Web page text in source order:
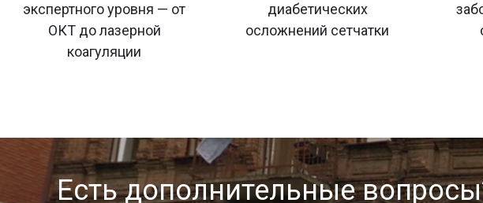
экспертного уровня — от
ОКТ до лазерной
коагуляции
диабетических
осложнений сетчатки
Есть дополнительные